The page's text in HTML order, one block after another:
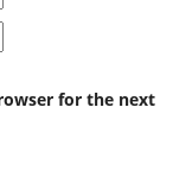
for the next